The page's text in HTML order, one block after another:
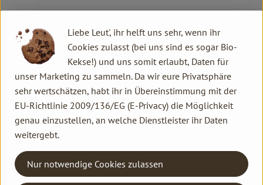
Produktinformationen
Zutaten
Produktdatenblatt
Herkunft
Liebe Leut', ihr helft uns sehr, wenn ihr
Cookies zulasst (bei uns sind es sogar Bio-
Kekse!) und uns somit erlaubt, Daten für
unser Marketing zu sammeln. Da wir eure Privatsphäre
sehr wertschätzen, habt ihr in Übereinstimmung mit der
EU-Richtlinie 2009/136/EG (E-Privacy) die Möglichkeit
genau einzustellen, an welche Dienstleister ihr Daten
weitergebt.
Nur notwendige Cookies zulassen